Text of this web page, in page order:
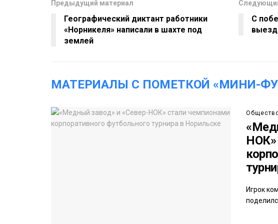
Предыдущий материал
Географический диктант работники
«Норникеля» написали в шахте под
землей
С
МАТЕРИАЛЫ С ПОМЕТКОЙ «МИНИ-
НОК»
Игрок